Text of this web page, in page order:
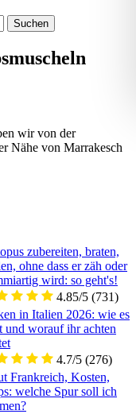
wir von der
Nähe von Marrakesch
zubereiten, braten,
ohne dass er zäh oder
wird: so geht's!
4.85/5 (731)
in Italien 2026: wie es
und worauf ihr achten
4.7/5 (276)
Frankreich, Kosten,
welche Spur soll ich